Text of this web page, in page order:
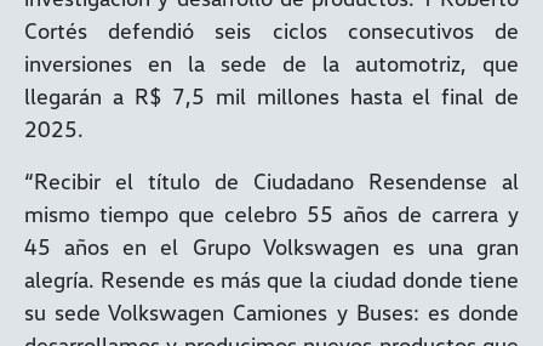
Cortés defendió seis ciclos consecutivos de
inversiones en la sede de la automotriz, que
llegarán a R$ 7,5 mil millones hasta el final de
2025.
“Recibir el título de Ciudadano Resendense al
mismo tiempo que celebro 55 años de carrera y
45 años en el Grupo Volkswagen es una gran
alegría. Resende es más que la ciudad donde tiene
su sede Volkswagen Camiones y Buses: es donde